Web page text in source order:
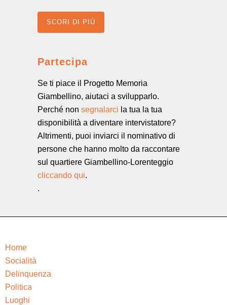
SCORI DI PIÙ
Partecipa
Se ti piace il Progetto Memoria
Giambellino, aiutaci a svilupparlo.
Perché non segnalarci la tua la tua
disponibilità a diventare intervistatore?
Altrimenti, puoi inviarci il nominativo di
persone che hanno molto da raccontare
sul quartiere Giambellino-Lorenteggio
cliccando qui.
.
Home
Socialità
Delinquenza
Politica
Luoghi